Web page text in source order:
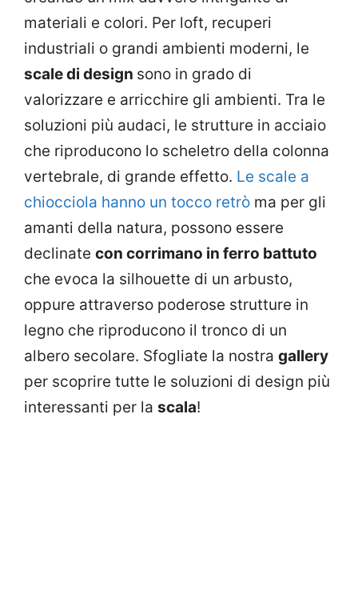
materiali e colori. Per loft, recuperi
industriali o grandi ambienti moderni, le
scale di design sono in grado di
valorizzare e arricchire gli ambienti. Tra le
soluzioni più audaci, le strutture in acciaio
che riproducono lo scheletro della colonna
vertebrale, di grande effetto. Le scale a
chiocciola hanno un tocco retrò ma per gli
amanti della natura, possono essere
declinate con corrimano in ferro battuto
che evoca la silhouette di un arbusto,
oppure attraverso poderose strutture in
legno che riproducono il tronco di un
albero secolare. Sfogliate la nostra gallery
per scoprire tutte le soluzioni di design più
interessanti per la scala!